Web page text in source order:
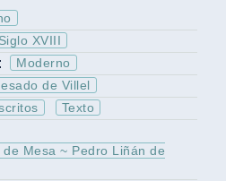
Siglo XVIII
Moderno
de Villel
Texto
Mesa ~ Pedro Liñán de